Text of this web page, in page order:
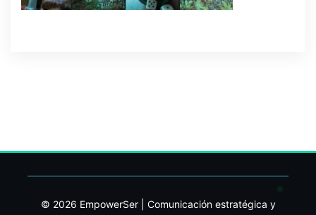
© 2026 EmpowerSer | Comunicación estratégica y